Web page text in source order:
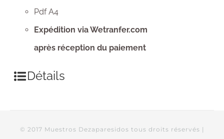
Pdf A4
Expédition via Wetranfer.com
après réception du paiement
Détails
© 2017 Muestros Dezaparesidos tous droits réservés |